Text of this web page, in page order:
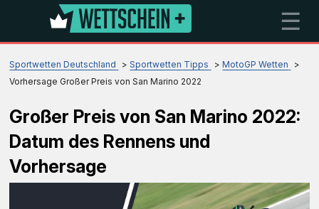
☰
Sportwetten Deutschland Sportwetten Tipps
MotoGP Wetten
Vorhersage Großer Preis von San Marino 2022
Großer Preis von San Marino 2022:
Datum des Rennens und
Vorhersage